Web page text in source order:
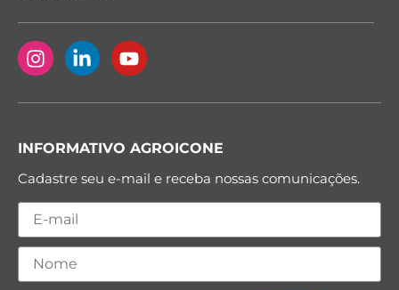
INFORMATIVO AGROICONE
Cadastre seu e-mail e receba nossas comunicações.